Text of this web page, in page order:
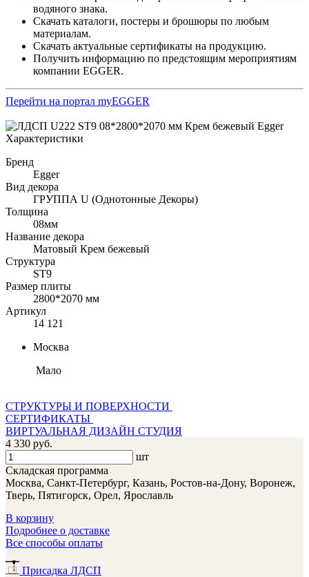
водяного знака.
Скачать каталоги, постеры и брошюры по любым
материалам.
Скачать актуальные сертификаты на продукцию.
Получить информацию по предстоящим мероприятиям
компании EGGER.
Перейти на портал myEGGER
Характеристики
Бренд
Egger
Вид декора
ГРУППА U (Однотонные Декоры)
Толщина
08мм
Название декора
Матовый Крем бежевый
Структура
ST9
Размер плиты
2800*2070 мм
Артикул
14 121
Москва
Мало
СТРУКТУРЫ И ПОВЕРХНОСТИ
СЕРТИФИКАТЫ
ВИРТУАЛЬНАЯ ДИЗАЙН СТУДИЯ
4 330 руб.
шт
Складская программа
Москва, Санкт-Петербург, Казань, Ростов-на-Дону, Воронеж,
Тверь, Пятигорск, Орел, Ярославль
В корзину
Подробнее о доставке
Все способы оплаты
Присадка ЛДСП